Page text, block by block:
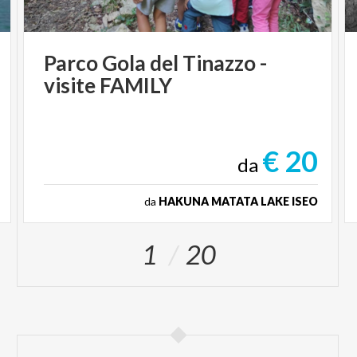
ParcoGola del Tinazzo-
visite FAMILY
da € 20
da HAKUNA MATATA LAKE ISEO
1 20